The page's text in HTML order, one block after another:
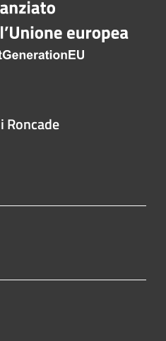
Roncade